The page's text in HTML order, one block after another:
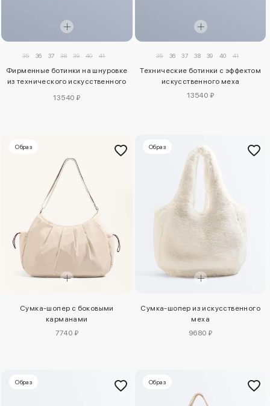
35 36 37 38 39 40 41
Фирменные ботинки на шнуровке
из технического искусственного
13540 ₽
35 36 37 38 39 40 41
Технические ботинки с эффектом
искусственного меха
13540 ₽
Образ
Сумка-шопер с боковыми
карманами
7740 ₽
Образ
Сумка-шопер из искусственного
меха
9680 ₽
Образ Образ